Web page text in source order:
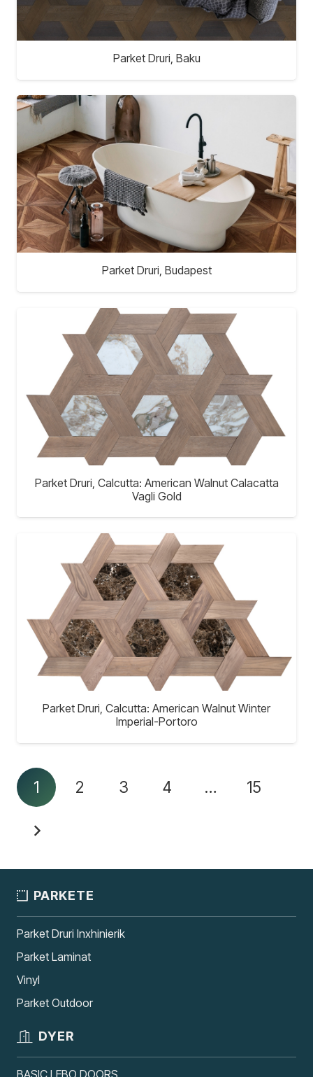
Parket Druri, Baku
Parket Druri, Budapest
Parket Druri, Calcutta: American Walnut Calacatta
Vagli Gold
Parket Druri, Calcutta: American Walnut Winter
Imperial-Portoro
1 2 3 4 … 15
PARKETE
Parket Druri Inxhinierik
Parket Laminat
Vinyl
Parket Outdoor
DYER
BASIC LEBO DOORS